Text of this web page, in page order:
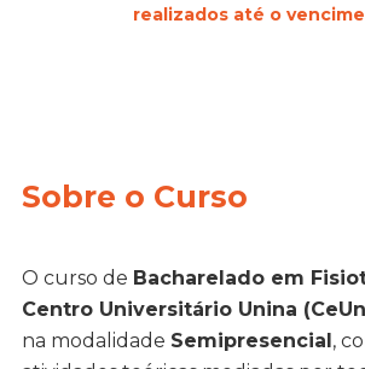
realizados até o
Sobre o Curso
O curso de Bacharelado em
Centro Universitário Unina
na modalidade Semipresencial,